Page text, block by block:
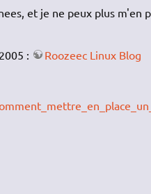
et je ne peux plus m'en
:
Roozeec Linux Blog